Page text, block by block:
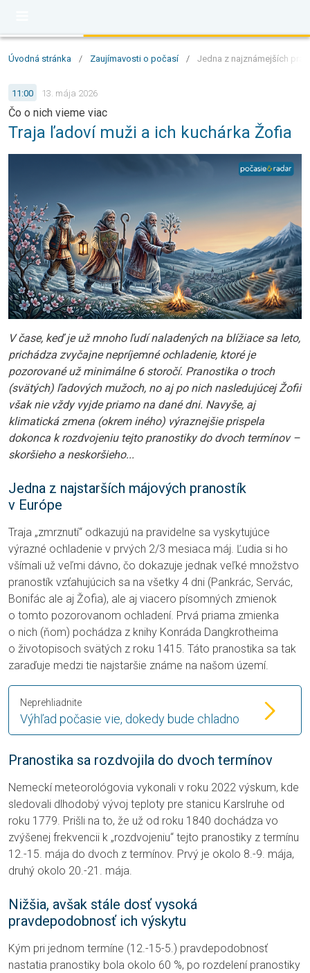
Úvodná stránka / Zaujímavosti o počasí / Jedna z najznámejších
11:00 13. mája 2026
Čo o nich vieme viac
Traja ľadoví muži a ich kuchárka Žofia
V čase, keď je už mnoho ľudí naladených na blížiace sa leto,
prichádza zvyčajne nepríjemné ochladenie, ktoré je
pozorované už minimálne 6 storočí. Pranostika o troch
(svätých) ľadových mužoch, no aj po nich nasledujúcej Žofii
však nie vždy vyjde priamo na dané dni. Navyše, aj
klimatická zmena (okrem iného) výraznejšie prispela
dokonca k rozdvojeniu tejto pranostiky do dvoch termínov –
skoršieho a neskoršieho...
Jedna z najstarších májových pranostík
v Európe
Traja „zmrznutí“ odkazujú na pravidelne sa vyskytujúce
výrazné ochladenie v prvých 2/3 mesiaca máj. Ľudia si ho
všímali už veľmi dávno, čo dokazuje jednak veľké množstvo
pranostík vzťahujúcich sa na všetky 4 dni (Pankrác, Servác,
Bonifác ale aj Žofia), ale aj viacero písomných zmienok
o tomto pozorovanom ochladení. Prvá priama zmienka
o nich (ňom) pochádza z knihy Konráda Dangkrotheima
o životopisoch svätých z roku 1415. Táto pranostika sa tak
zaraďuje medzi tie najstaršie známe na našom území.
Výhľad počasie vie, dokedy bude chladno
Neprehliadnite
Pranostika sa rozdvojila do dvoch termínov
Nemeckí meteorológovia vykonali v roku 2022 výskum, kde
sledovali dlhodobý vývoj teploty pre stanicu Karslruhe od
roku 1779. Prišli na to, že už od roku 1840 dochádza vo
zvýšenej frekvencii k „rozdvojeniu“ tejto pranostiky z termínu
12.-15. mája do dvoch z termínov. Prvý je okolo 8.-9. mája,
druhý okolo 20.-21. mája.
Nižšia, avšak stále dosť vysoká
pravdepodobnosť ich výskytu
Kým pri jednom termíne (12.-15-5.) pravdepodobnosť
nastatia pranostiky bola okolo 60 %, po rozdelení pranostiky